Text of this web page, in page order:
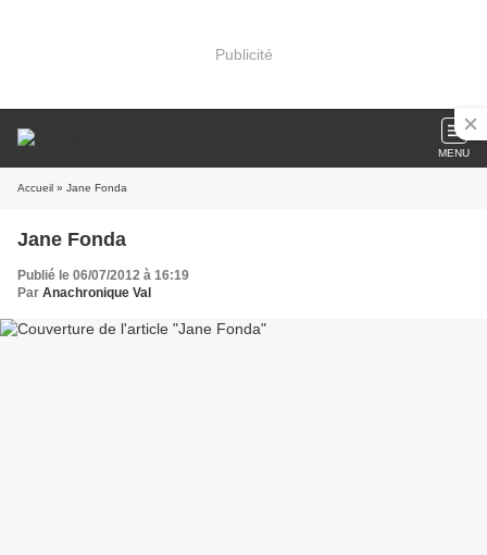
Publicité
MENU
Accueil » Jane Fonda
Jane Fonda
Publié le 06/07/2012 à 16:19
Par Anachronique Val